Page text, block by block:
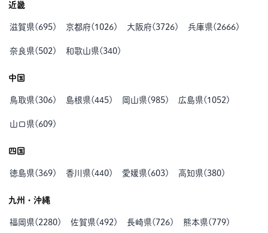
近畿
滋賀県( 695) 京都府( 1026) 大阪府(3726) 兵庫県( 2666)
奈良県( 502 ) 和歌山県(340)
中国
鳥取県(306) 島根県(445) 岡山県(985) 広島県( 1052 )
山口県( 609)
四国
徳島県(369) 香川県(440) 愛媛県( 603) 高知県(380)
九州・沖縄
福岡県( 2280) 佐賀県(492 ) 長崎県( 726) 熊本県( 779)